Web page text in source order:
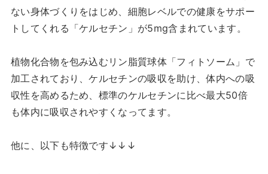
ない身体づくりをはじめ、細胞レベルでの健康をサポー
トしてくれる「ケルセチン」が5mg含まれています。
植物化合物を包み込むリン脂質球体「フィトソーム」で
加工されており、ケルセチンの吸収を助け、体内への吸
収性を高めるため、標準のケルセチンに比べ最大50倍
も体内に吸収されやすくなってます。
他に、以下も特徴です↓↓↓